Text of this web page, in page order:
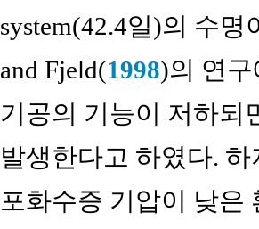
system(42.4일)의 수
and Fjeld(1998)의 연
기공의 기능이 저하되
발생한다고 하였다. 하
포화수증 기압이 낮은